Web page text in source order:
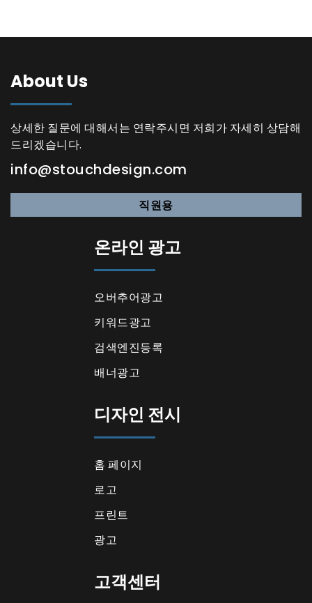
About Us
상세한 질문에 대해서는 연락주시면 저희가 자세히 상담해
드리겠습니다.
info@stouchdesign.com
직원용
온라인 광고
오버추어광고
키워드광고
검색엔진등록
배너광고
디자인 전시
홈 페이지
로고
프린트
광고
고객센터